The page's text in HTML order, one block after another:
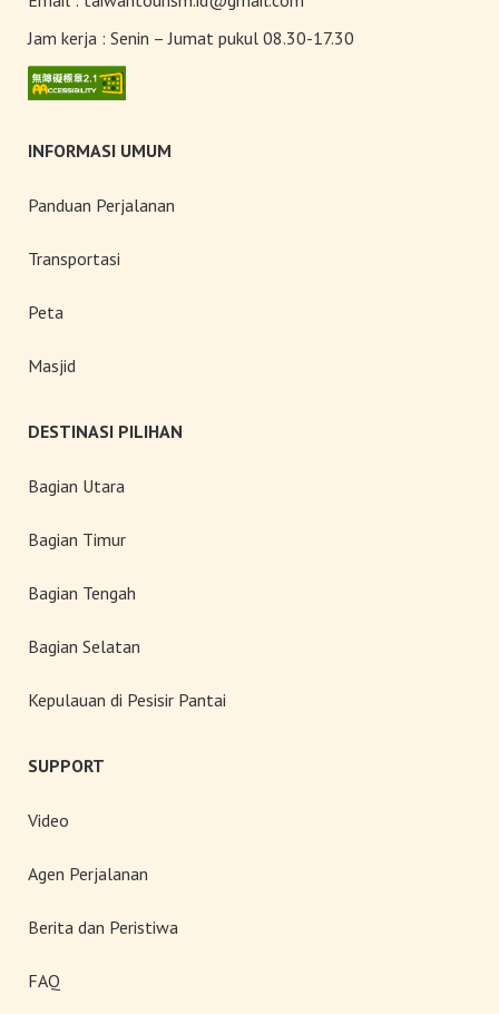
Jam kerja : Senin – Jumat pukul 08.30-17.30
INFORMASI UMUM
Panduan Perjalanan
Transportasi
Peta
Masjid
DESTINASI PILIHAN
Bagian Utara
Bagian Timur
Bagian Tengah
Bagian Selatan
Kepulauan di Pesisir Pantai
SUPPORT
Video
Agen Perjalanan
Berita dan Peristiwa
FAQ